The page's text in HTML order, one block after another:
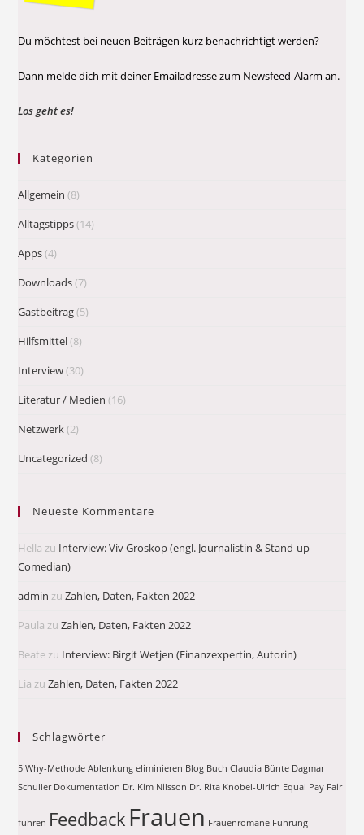
Du möchtest bei neuen Beiträgen kurz benachrichtigt werden?
Dann melde dich mit deiner Emailadresse zum Newsfeed-Alarm an.
Los geht es!
Kategorien
Allgemein (8)
Alltagstipps(14)
Apps(4)
Downloads(7)
Gastbeitrag(5)
Hilfsmittel(8)
Interview(30)
Literatur / Medien (16)
Netzwerk(2)
Uncategorized (8)
Neueste Kommentare
Hella zu Interview: Viv Groskop (engl. Journalistin & Stand-up-
Comedian)
admin zuZahlen, Daten, Fakten 2022
Paula zuZahlen, Daten, Fakten 2022
Beatezu Interview: Birgit Wetjen (Finanzexpertin, Autorin)
Lia zuZahlen, Daten, Fakten 2022
Schlagwörter
5 Why-Methode Ablenkung eliminieren Blog Buch Claudia Bünte Dagmar
Schuller Dokumentation Dr. Kim Nilsson Dr. Rita Knobel-Ulrich Equal Pay Fair
führen Feedback Frauen Frauenromane Führung